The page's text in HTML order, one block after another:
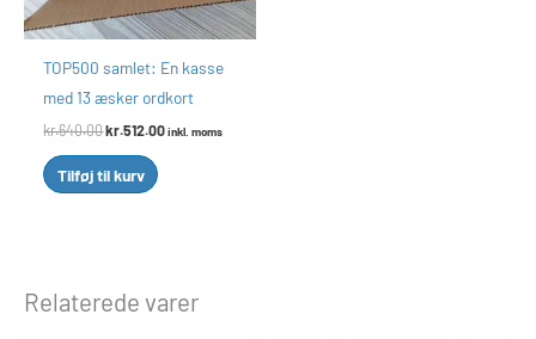
TOP500 samlet: En kasse
med 13 æsker ordkort
kr.640.00kr.512.00 inkl. moms
Tilføj til kurv
Relaterede varer